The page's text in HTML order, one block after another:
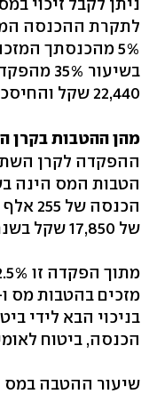
5% מהכנסתך
בשיעור
22,440 שקל והחיסכון לזיכוי 10,200 שקל.
מהן ההטבות בקרן
ההפקדה לקרן
של 17,850 שקל בשנת 2012.
בניכוי הבא לידי
הכנסה, ביטוח
שיעור ההטבה